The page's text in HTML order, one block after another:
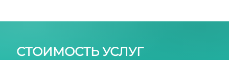
СТОИМОСТЬ УСЛУГ